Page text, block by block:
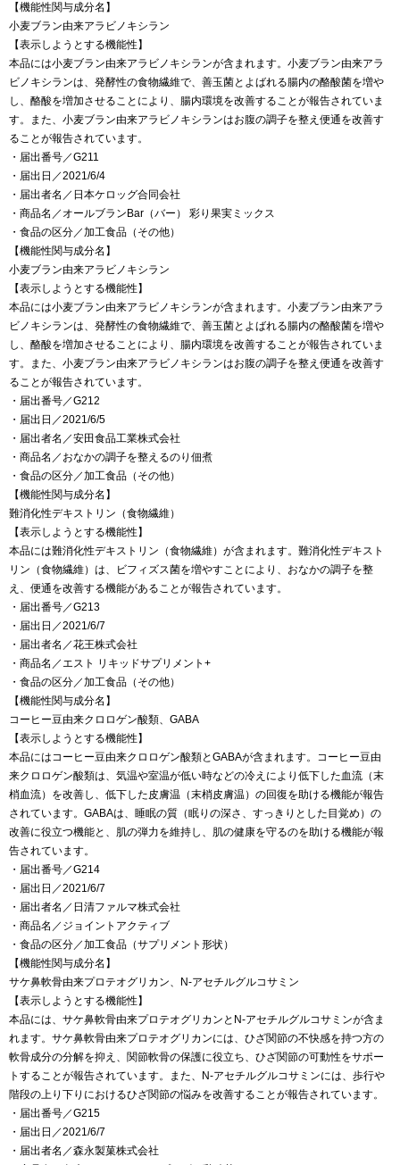
【機能性関与成分名】
小麦ブラン由来アラビノキシラン
【表示しようとする機能性】
本品には小麦ブラン由来アラビノキシランが含まれます。小麦ブラン由来アラ
ビノキシランは、発酵性の食物繊維で、善玉菌とよばれる腸内の酪酸菌を増や
し、酪酸を増加させることにより、腸内環境を改善することが報告されていま
す。また、小麦ブラン由来アラビノキシランはお腹の調子を整え便通を改善す
ることが報告されています。
・届出番号／G211
・届出日／2021/6/4
・届出者名／日本ケロッグ合同会社
・商品名／オールブランBar（バー） 彩り果実ミックス
・食品の区分／加工食品（その他）
【機能性関与成分名】
小麦ブラン由来アラビノキシラン
【表示しようとする機能性】
本品には小麦ブラン由来アラビノキシランが含まれます。小麦ブラン由来アラ
ビノキシランは、発酵性の食物繊維で、善玉菌とよばれる腸内の酪酸菌を増や
し、酪酸を増加させることにより、腸内環境を改善することが報告されていま
す。また、小麦ブラン由来アラビノキシランはお腹の調子を整え便通を改善す
ることが報告されています。
・届出番号／G212
・届出日／2021/6/5
・届出者名／安田食品工業株式会社
・商品名／おなかの調子を整えるのり佃煮
・食品の区分／加工食品（その他）
【機能性関与成分名】
難消化性デキストリン（食物繊維）
【表示しようとする機能性】
本品には難消化性デキストリン（食物繊維）が含まれます。難消化性デキスト
リン（食物繊維）は、ビフィズス菌を増やすことにより、おなかの調子を整
え、便通を改善する機能があることが報告されています。
・届出番号／G213
・届出日／2021/6/7
・届出者名／花王株式会社
・商品名／エスト リキッドサプリメント+
・食品の区分／加工食品（その他）
【機能性関与成分名】
コーヒー豆由来クロロゲン酸類、GABA
【表示しようとする機能性】
本品にはコーヒー豆由来クロロゲン酸類とGABAが含まれます。コーヒー豆由
来クロロゲン酸類は、気温や室温が低い時などの冷えにより低下した血流（末
梢血流）を改善し、低下した皮膚温（末梢皮膚温）の回復を助ける機能が報告
されています。GABAは、睡眠の質（眠りの深さ、すっきりとした目覚め）の
改善に役立つ機能と、肌の弾力を維持し、肌の健康を守るのを助ける機能が報
告されています。
・届出番号／G214
・届出日／2021/6/7
・届出者名／日清ファルマ株式会社
・商品名／ジョイントアクティブ
・食品の区分／加工食品（サプリメント形状）
【機能性関与成分名】
サケ鼻軟骨由来プロテオグリカン、N-アセチルグルコサミン
【表示しようとする機能性】
本品には、サケ鼻軟骨由来プロテオグリカンとN-アセチルグルコサミンが含ま
れます。サケ鼻軟骨由来プロテオグリカンには、ひざ関節の不快感を持つ方の
軟骨成分の分解を抑え、関節軟骨の保護に役立ち、ひざ関節の可動性をサポー
トすることが報告されています。また、N-アセチルグルコサミンには、歩行や
階段の上り下りにおけるひざ関節の悩みを改善することが報告されています。
・届出番号／G215
・届出日／2021/6/7
・届出者名／森永製菓株式会社